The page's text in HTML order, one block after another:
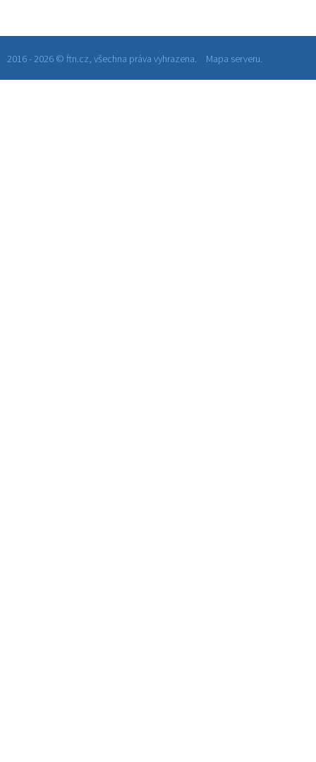
2016 - 2026 © ftn.cz, všechna práva vyhrazena. Mapa serveru.